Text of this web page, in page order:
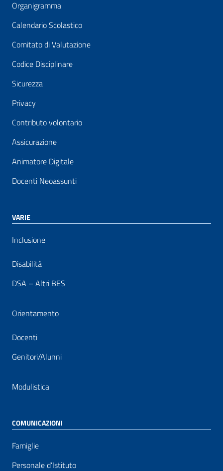
Organigramma
Calendario Scolastico
Comitato di Valutazione
Codice Disciplinare
Sicurezza
Privacy
Contributo volontario
Assicurazione
Animatore Digitale
Docenti Neoassunti
VARIE
Inclusione
Disabilità
DSA – Altri BES
Orientamento
Docenti
Genitori/Alunni
Modulistica
COMUNICAZIONI
Famiglie
Personale d’Istituto